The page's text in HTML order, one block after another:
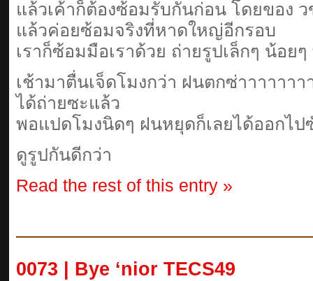
แล้วเค้าก็ต้องซ้อมรับกันก่อน โดยของ
แล้วค่อยซ้อมจริงที่หาดใหญ่อีกรอบ
เราก็ซ้อมมือเราด้วย ถ่ายรูปเล็กๆ น้อย
เช้ามาตื่นเจ็ดโมงกว่า ฝนตกซ่าาาาาา
ได้ถ่ายซะแล้ว
พอแปดโมงนิดๆ ฝนหยุดก็เลยได้ออกไ
ดูรูปกันดีกว่า
Read the rest of this entry »
0073 | Bye ‘nior TECS49